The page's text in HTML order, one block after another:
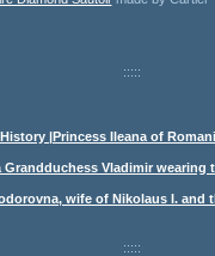
:::::
|Princess Ileana of
Grandduchess Vladimir wearing
wife of Nikolaus I. and
:::::